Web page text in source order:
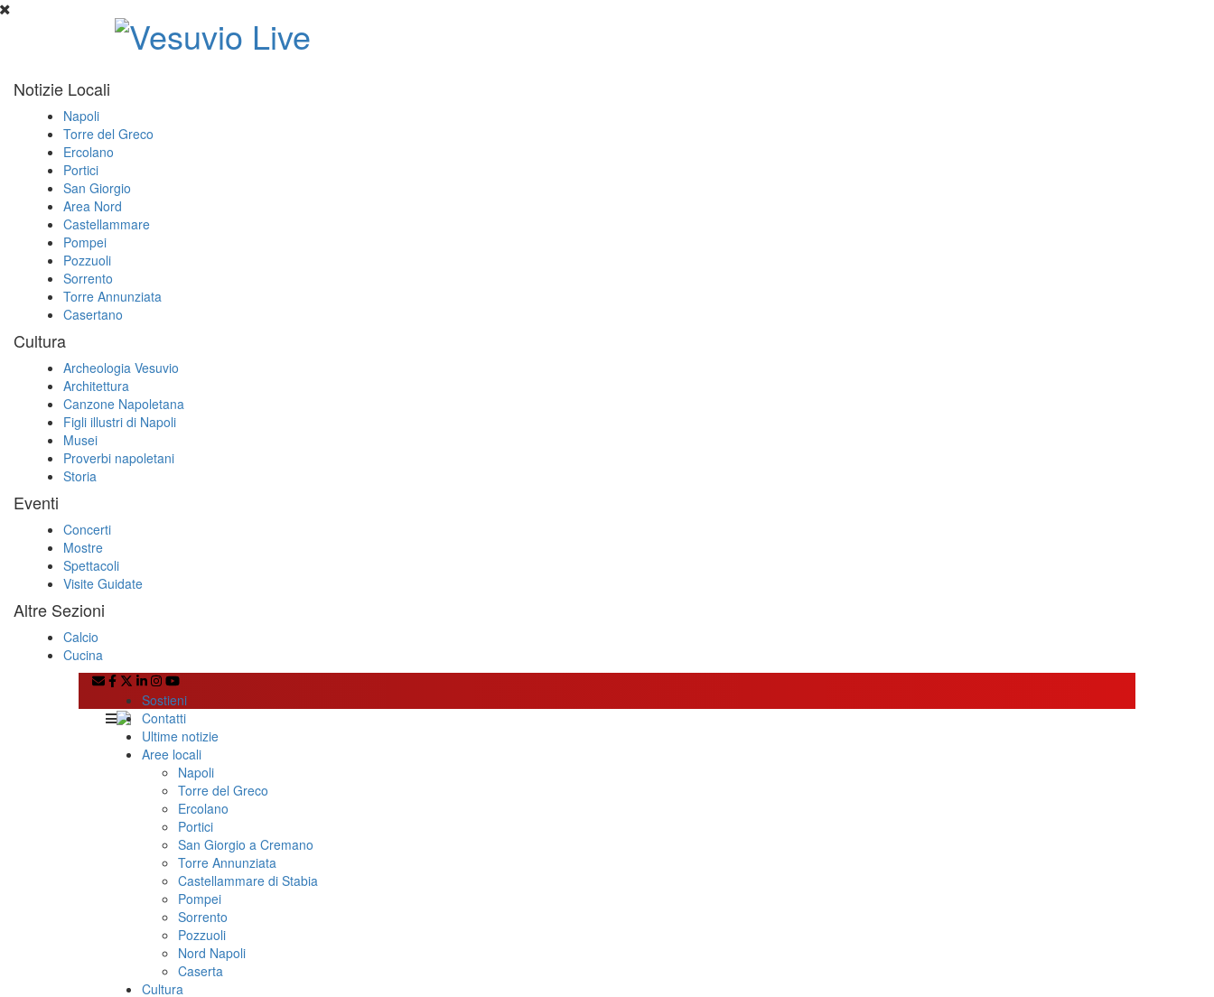
Notizie Locali
Napoli
Torre del Greco
Ercolano
Portici
San Giorgio
Area Nord
Castellammare
Pompei
Pozzuoli
Sorrento
Torre Annunziata
Casertano
Cultura
Archeologia Vesuvio
Architettura
Canzone Napoletana
Figli illustri di Napoli
Musei
Proverbi napoletani
Storia
Eventi
Concerti
Mostre
Spettacoli
Visite Guidate
Altre Sezioni
Calcio
Cucina
Sostieni
Contatti
Ultime notizie
Aree locali
Napoli
Torre del Greco
Ercolano
Portici
San Giorgio a Cremano
Torre Annunziata
Castellammare di Stabia
Pompei
Sorrento
Pozzuoli
Nord Napoli
Caserta
Cultura